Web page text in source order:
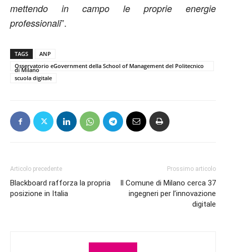
mettendo in campo le proprie energie
professionali”.
TAGS
ANP
Osservatorio eGovernment della School of Management del Politecnico
di Milano
scuola digitale
Articolo precedente
Blackboard rafforza la propria
posizione in Italia
Prossimo articolo
Il Comune di Milano cerca 37
ingegneri per l’innovazione
digitale